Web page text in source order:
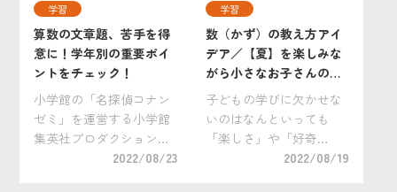
[…]学習
算数の文章題、苦手を得
意に！学年別の重要ポイ
ントをチェック！
小学館の「名探偵コナン
ゼミ」を運営する小学館
集英社プロダクション
で、数々の保護者の学習
2022/08/23
学習
数（かず）の教え方アイ
デア／【夏】を楽しみな
がら小さなお子さんの学
びを伸ばそう！
子どもの学びに欠かせな
いのはなんといっても
「楽しさ」や「好奇
心」。夏休みもあり機会
2022/08/19